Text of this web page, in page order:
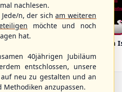
Elmshorn Alligators Fehmarn
nachlesen.
n, der sicham weiteren
möchte und noch
hat.
40jährigen Jubiläum
entschlossen, unsere
neu zu gestalten und an
Methodiken anzupassen.